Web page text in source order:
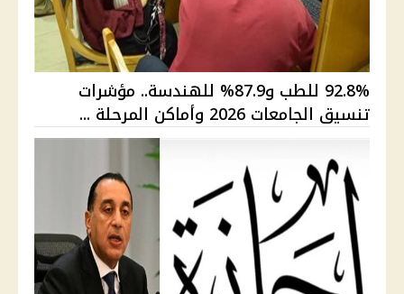
92.8% للطب و87.9% للهندسة.. مؤشرات
تنسيق الجامعات 2026 وأماكن المرحلة ...